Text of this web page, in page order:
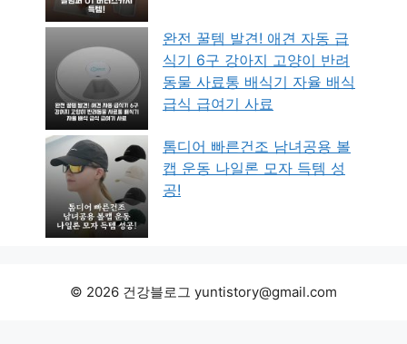
완전 꿀템 발견! 애견 자동 급
식기 6구 강아지 고양이 반려
동물 사료통 배식기 자율 배식
급식 급여기 사료
톰디어 빠른건조 남녀공용 볼
캡 운동 나일론 모자 득템 성
공!
© 2026 건강블로그 yuntistory@gmail.com